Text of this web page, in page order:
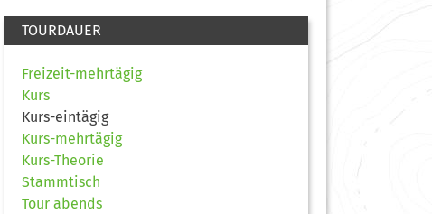
TOURDAUER
Freizeit-mehrtägig
Kurs
Kurs-eintägig
Kurs-mehrtägig
Kurs-Theorie
Stammtisch
Tour abends